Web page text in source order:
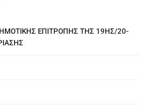
ΕΠΙΤΡΟΠΗΣ ΤΗΣ 19ΗΣ/20-